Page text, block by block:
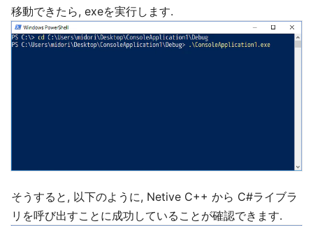
移動できたら, exeを実行します.
そうすると, 以下のように, Netive C++ から C#ライブラ
リを呼び出すことに成功していることが確認できます.